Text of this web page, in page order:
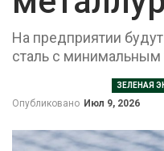
На предприятии
сталь с
ЗЕЛЕНАЯ
Опубликовано Июл 9, 2026